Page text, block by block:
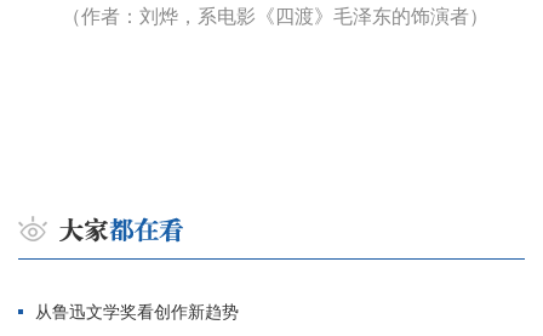
（作者：刘烨，系电影《四渡》毛泽东的饰演者）
从鲁迅文学奖看创作新趋势